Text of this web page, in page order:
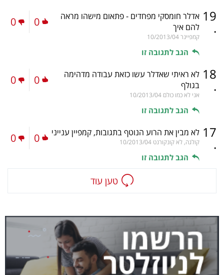
19
.
אדלר חומסקי מפחדים - פתאום מישהו מראה
להם איך
קמפיינר10/2013/04
הגב לתגובה זו
0
0
18
.
לא ראיתי שאדלר עשו כזאת עבודה מדהימה
בגולף
אני לא כמו כולם 10/2013/04
הגב לתגובה זו
0
0
17
.
לא מבין את הרוע הנוטף בתגובות, קמפיין ענייני
קולגה, לא קונקורנט 10/2013/04
הגב לתגובה זו
0
0
טען עוד